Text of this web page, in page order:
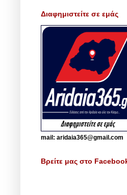
Διαφημιστείτε σε εμάς
mail: aridaia365@gmail.com
Βρείτε μας στο